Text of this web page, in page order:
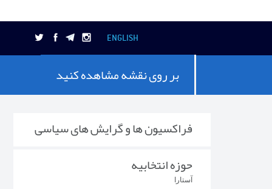
ENGLISH
بر روی نقشه مشاهده کنید
فراکسیون ها و گرایش های سیاسی
حوزه انتخابیه
آستارا